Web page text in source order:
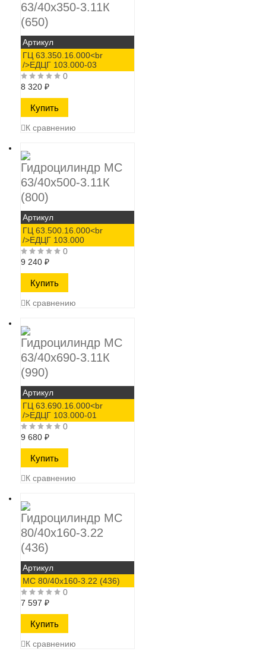
63/40х350-3.11К
(650)
Артикул
ГЦ 63.350.16.000<br
/>ЕДЦГ 103.000-03
0
8 320 ₽
К сравнению
Гидроцилиндр МС
63/40х500-3.11К
(800)
Артикул
ГЦ 63.500.16.000<br
/>ЕДЦГ 103.000
0
9 240 ₽
К сравнению
Гидроцилиндр МС
63/40х690-3.11К
(990)
Артикул
ГЦ 63.690.16.000<br
/>ЕДЦГ 103.000-01
0
9 680 ₽
К сравнению
Гидроцилиндр МС
80/40х160-3.22
(436)
Артикул
МС 80/40х160-3.22 (436)
0
7 597 ₽
К сравнению